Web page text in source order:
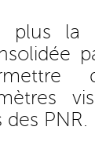
plus la
PNR.